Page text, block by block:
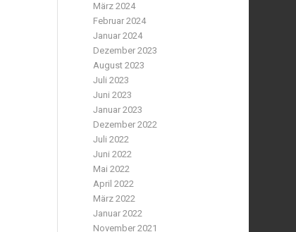
März 2024
Februar 2024
Januar 2024
Dezember 2023
August 2023
Juli 2023
Juni 2023
Januar 2023
Dezember 2022
Juli 2022
Juni 2022
Mai 2022
April 2022
März 2022
Januar 2022
November 2021